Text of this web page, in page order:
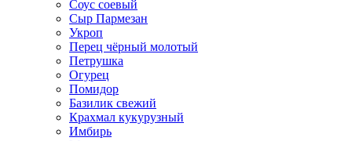
Соус соевый
Сыр Пармезан
Укроп
Перец чёрный молотый
Петрушка
Огурец
Помидор
Базилик свежий
Крахмал кукурузный
Имбирь